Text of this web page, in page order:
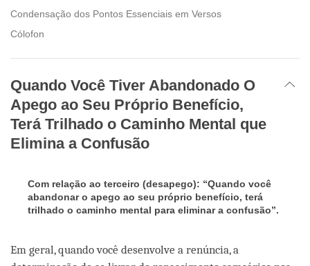
Condensação dos Pontos Essenciais em Versos
Cólofon
Quando Você Tiver Abandonado O
Apego ao Seu Próprio Benefício,
Terá Trilhado o Caminho Mental que
Elimina a Confusão
Com relação ao terceiro (desapego): “Quando você
abandonar o apego ao seu próprio benefício, terá
trilhado o caminho mental para eliminar a confusão”.
Em geral, quando você desenvolve a renúncia, a